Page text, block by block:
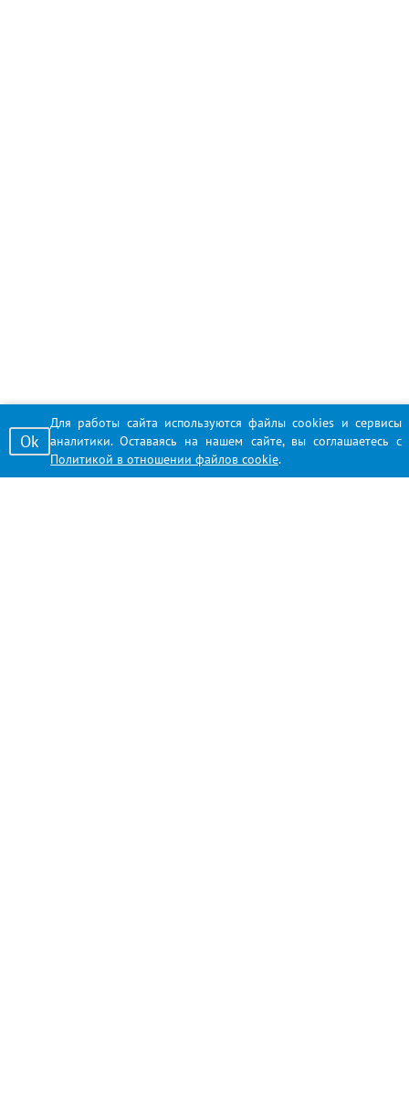
Для работы сайта используются файлы cookies и сервисы
аналитики. Оставаясь на нашем сайте, вы соглашаетесь с
Политикой в отношении файлов cookie.
Ok